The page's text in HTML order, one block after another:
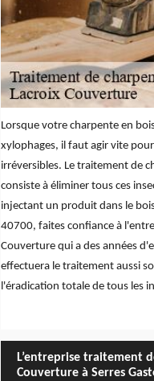
Lorsque votre charpente en
xylophages, il faut agir vite
irréversibles. Le traitement de
consiste à éliminer tous ces
injectant un produit dans le
40700, faites confiance à
Couverture qui a des années
effectuera le traitement aussi
l'éradication totale de tous les
L’entreprise traitement
Couverture à Serres